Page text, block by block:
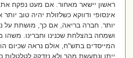
ראשון יישאר מאחור. אם מעט נפקח את
אינסופי ודווקא כשלזולת יהיה טוב יותר
יותר. חברה בריאה, אם כך, מושתת על
ושמחה בהצלחת שכנינו וחברינו. משהו
המייסדים בתש"ח, אולם נראה שכיום הוא
ייתן ונתעשת מהר ולא נזדקק לטלטלות